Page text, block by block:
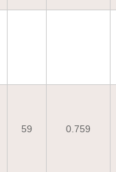
59 0.759